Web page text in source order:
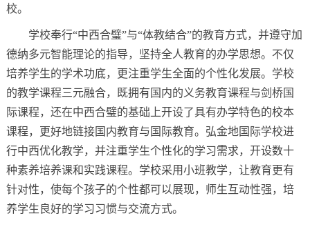
校。
学校奉行“中西合璧”与“体教结合”的教育方式，并遵守加
德纳多元智能理论的指导，坚持全人教育的办学思想。不仅
培养学生的学术功底，更注重学生全面的个性化发展。学校
的教学课程三元融合，既拥有国内的义务教育课程与剑桥国
际课程，还在中西合璧的基础上开设了具有办学特色的校本
课程，更好地链接国内教育与国际教育。弘金地国际学校进
行中西优化教学，并注重学生个性化的学习需求，开设数十
种素养培养课和实践课程。学校采用小班教学，让教育更有
针对性，使每个孩子的个性都可以展现，师生互动性强，培
养学生良好的学习习惯与交流方式。